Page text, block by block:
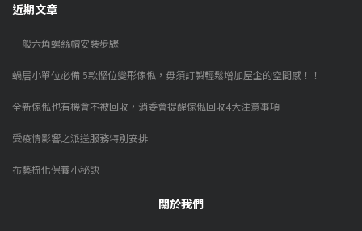
近期文章
一般六角螺絲帽安裝步驟
蝸居小單位必備 5款慳位變形傢俬，毋須訂製輕鬆增加屋企的空間感！！
全新傢俬也有機會不被回收，消委會提醒傢俬回收4大注意事項
受疫情影響之派送服務特別安排
布藝梳化保養小秘訣
關於我們